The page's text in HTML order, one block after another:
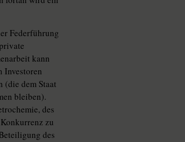
Federführung
kann
Investoren
(die dem Staat
bleiben).
des
zu
des